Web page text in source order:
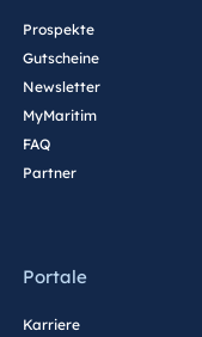
Prospekte
Gutscheine
Newsletter
MyMaritim
FAQ
Partner
Portale
Karriere